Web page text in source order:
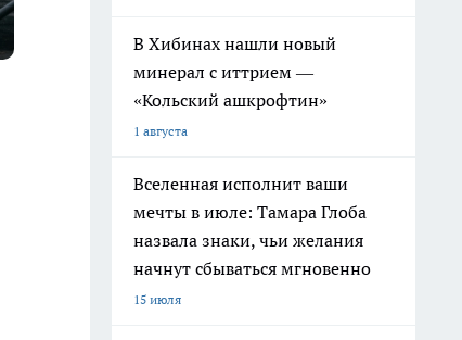
В Хибинах нашли новый
минерал с иттрием —
«Кольский ашкрофтин»
1 августа
Вселенная исполнит ваши
мечты в июле: Тамара Глоба
назвала знаки, чьи желания
начнут сбываться мгновенно
15 июля